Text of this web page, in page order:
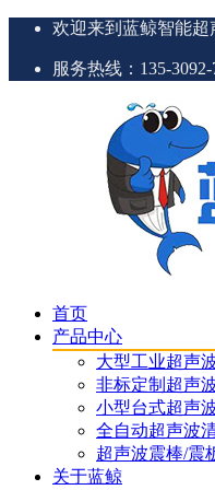
欢迎来到蓝鲸智能
服务热线：135-3092-
首页
产品中心
大型工业超声
非标定制超声
小型台式超声
全自动超声波
超声波震棒/震
关于蓝鲸